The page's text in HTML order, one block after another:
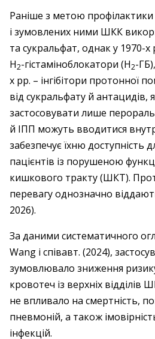
Раніше з метою
і зумовлених ними ШКК
та сукральфат, однак у 1970-
H2-гістаміноблокатори (Н2-
х рр. – інгібітори протонної
від сукральфату й антацидів,
застосовувати лише
й ІПП можуть вводитися
забезпечує їхню доступність
пацієнтів із порушеною
кишкового тракту (ШКТ).
перевагу однозначно
2026).
За даними систематичного
Wang і співавт. (2024),
зумовлювало зниження
кровотеч із верхніх відділів
не впливало на смертність,
пневмоній, а також
інфекцій.